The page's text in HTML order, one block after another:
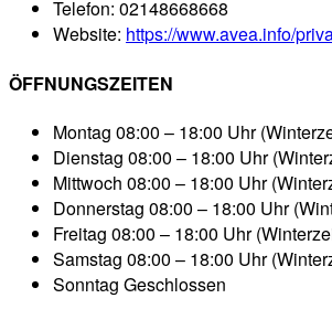
Telefon: 02148668668
Website: https://www.avea.info/
ÖFFNUNGSZEITEN
Montag 08:00 – 18:00 Uhr
Dienstag 08:00 – 18:00 Uhr
Mittwoch 08:00 – 18:00 Uhr
Donnerstag 08:00 – 18:00 Uhr
Freitag 08:00 – 18:00 Uhr
Samstag 08:00 – 18:00 Uhr
Sonntag Geschlossen